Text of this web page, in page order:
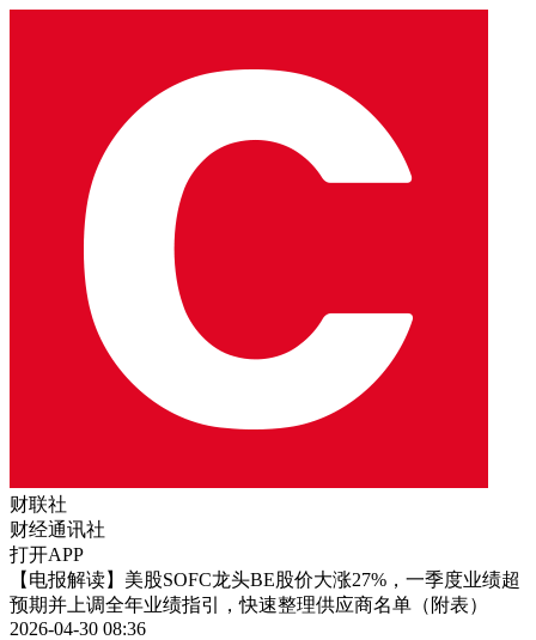
财联社
财经通讯社
打开APP
【电报解读】美股SOFC龙头BE股价大涨27%，一季度业绩超
预期并上调全年业绩指引，快速整理供应商名单（附表）
2026-04-30 08:36